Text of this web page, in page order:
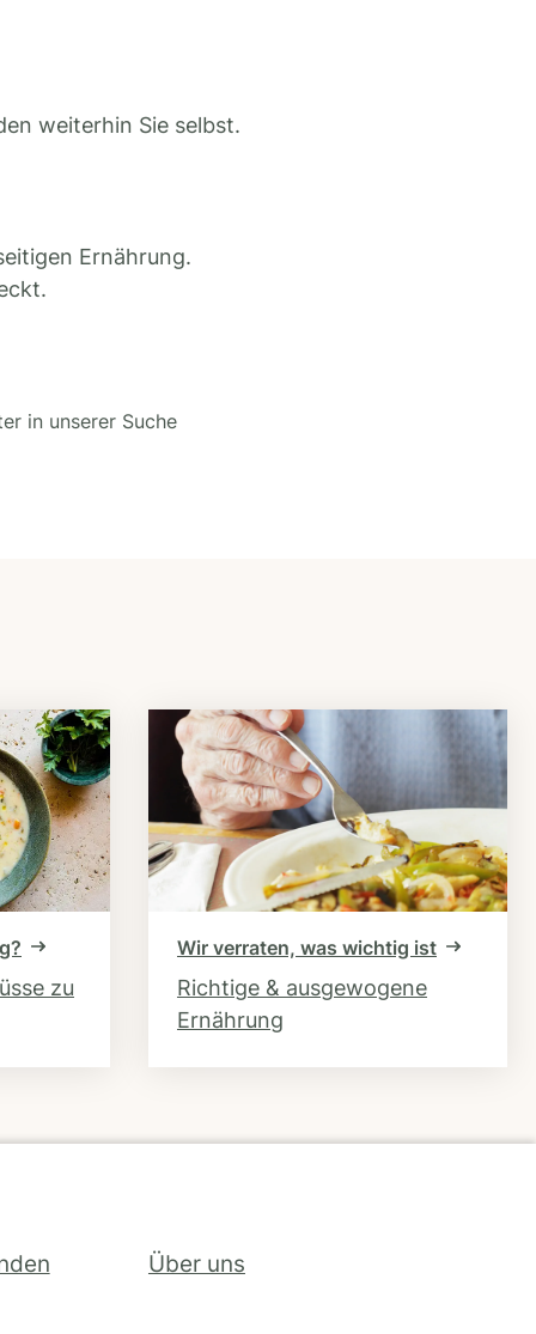
weiterhin Sie selbst.
Ernährung.
in unserer Suche
zu
Wir verraten, was wichtig ist
Richtige & ausgewogene
Ernährung
Über uns